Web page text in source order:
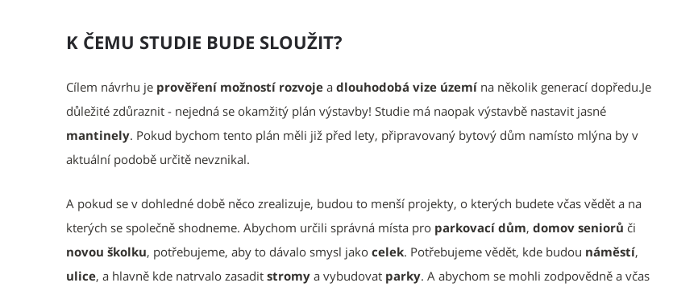
K ČEMU STUDIE BUDE SLOUŽIT?
Cílem návrhu je prověření možností rozvoje a dlouhodobá vize území na několik generací dopředu.​​​Je
důležité zdůraznit - nejedná se okamžitý plán výstavby! Studie má naopak výstavbě nastavit jasné
mantinely. Pokud bychom tento plán měli již před lety, připravovaný bytový dům namísto mlýna by v
aktuální podobě určitě nevznikal.
A pokud se v dohledné době něco zrealizuje, budou to menší projekty, o kterých budete včas vědět a na
kterých se společně shodneme. Abychom určili správná místa pro parkovací dům, domov seniorů či
novou školku, potřebujeme, aby to dávalo smysl jako celek. Potřebujeme vědět, kde budou náměstí,
ulice, a hlavně kde natrvalo zasadit stromy a vybudovat parky. A abychom se mohli zodpovědně a včas